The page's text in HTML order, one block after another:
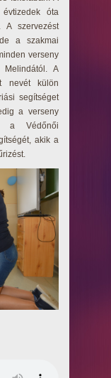
évtizedek óta
A szervezést
a szakmai
verseny
A
nevét külön
segítséget
a verseny
a Védőnői
akik a